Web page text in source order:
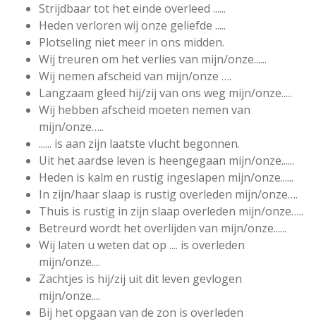
Strijdbaar tot het einde overleed ......
Heden verloren wij onze geliefde .....
Plotseling niet meer in ons midden.
Wij treuren om het verlies van mijn/onze......
Wij nemen afscheid van mijn/onze ….
Langzaam gleed hij/zij van ons weg mijn/onze.....
Wij hebben afscheid moeten nemen van
mijn/onze…..
...... is aan zijn laatste vlucht begonnen.
Uit het aardse leven is heengegaan mijn/onze......
Heden is kalm en rustig ingeslapen mijn/onze......
In zijn/haar slaap is rustig overleden mijn/onze….
Thuis is rustig in zijn slaap overleden mijn/onze…..
Betreurd wordt het overlijden van mijn/onze......
Wij laten u weten dat op .... is overleden
mijn/onze....
Zachtjes is hij/zij uit dit leven gevlogen
mijn/onze....
Bij het opgaan van de zon is overleden